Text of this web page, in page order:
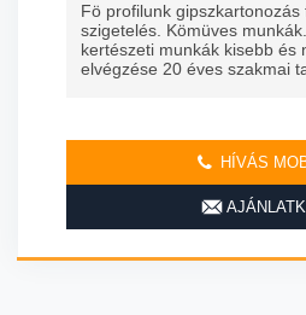
Fö profilunk
szigetelés. Kömüves
kertészeti munkák kisebb és
elvégzése 20 éves szakmai
HÍVÁS